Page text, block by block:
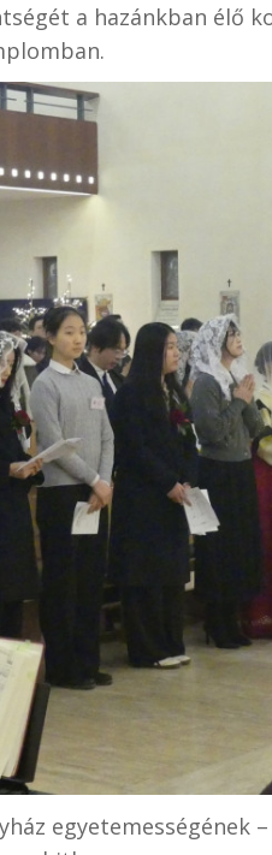
a hazánkban élő